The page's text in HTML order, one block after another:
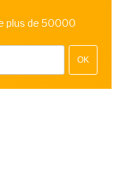
plus de 50000
OK